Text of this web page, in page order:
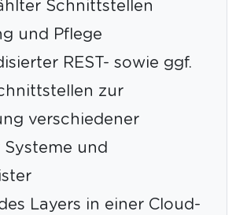
Schnittstellen
und Pflege
REST- sowie ggf.
zur
verschiedener
und
Layers in einer Cloud-